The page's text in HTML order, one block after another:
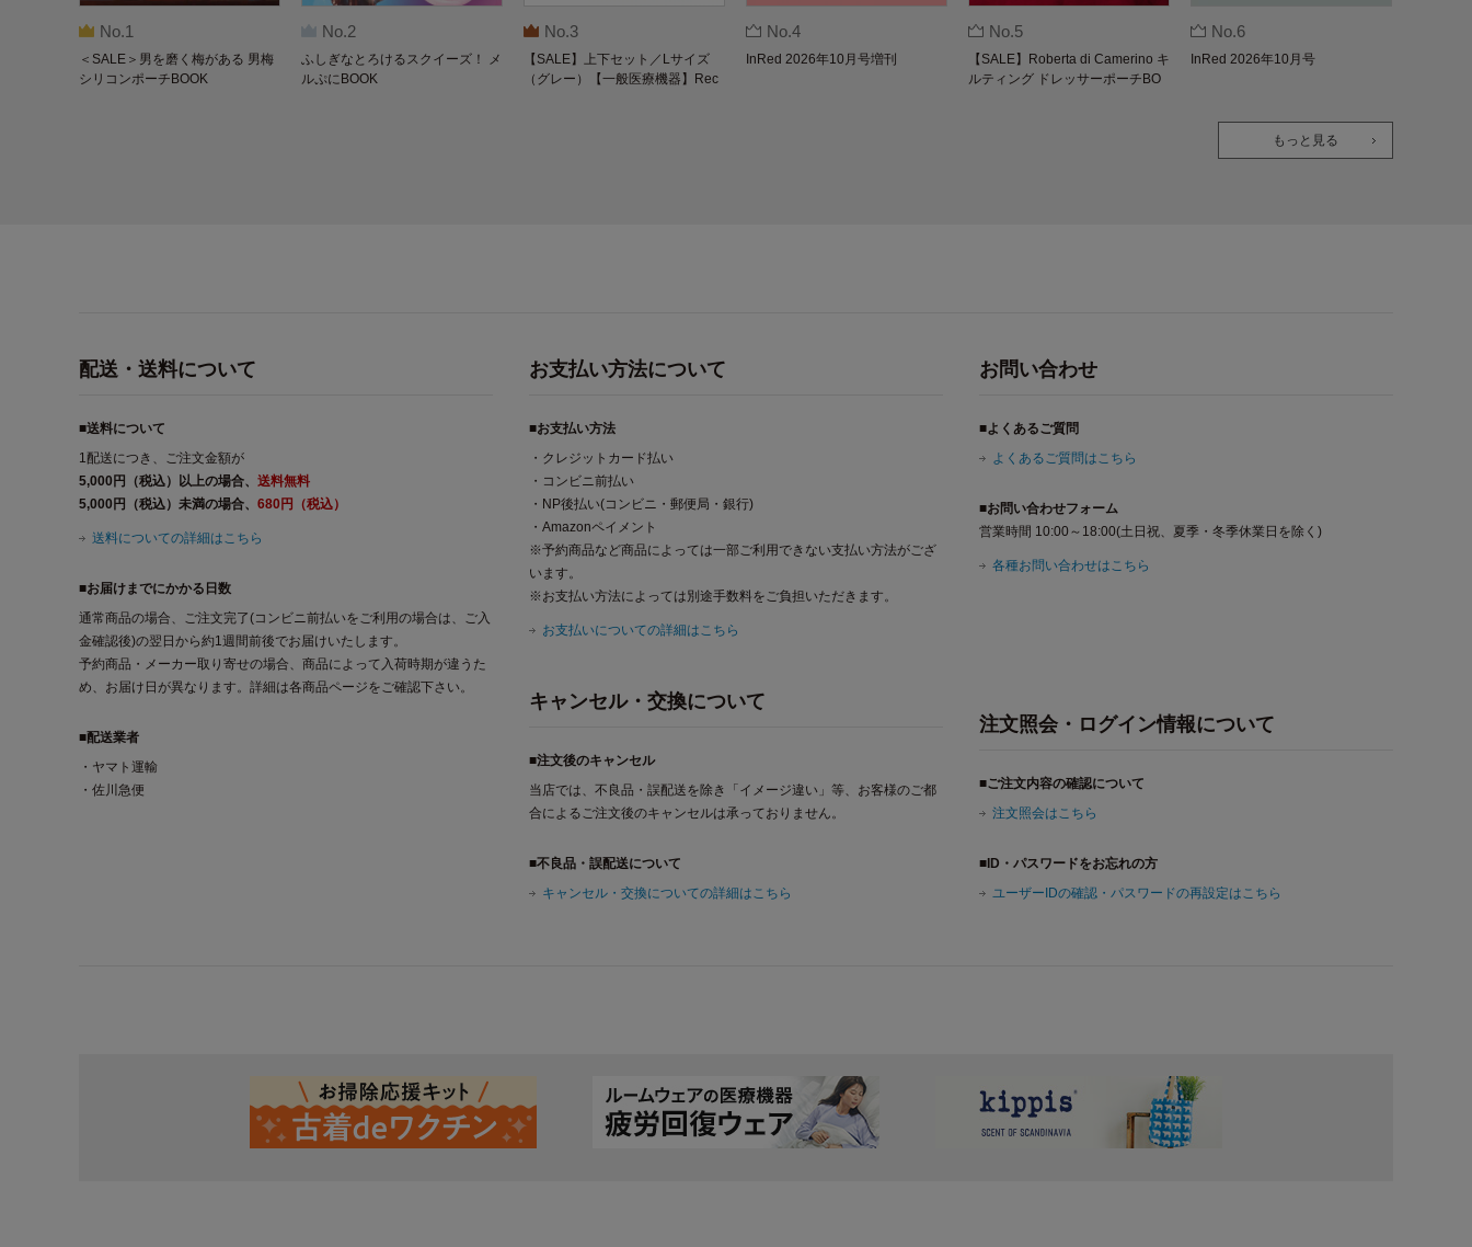
No.1
＜SALE＞男を磨く梅がある 男梅
シリコンポーチBOOK
No.2
ふしぎなとろけるスクイーズ！ メ
ルぷにBOOK
No.3
【SALE】上下セット／Lサイズ
（グレー）【一般医療機器】Rec
No.4
InRed 2026年10月号増刊
No.5
【SALE】Roberta di Camerino キ
ルティング ドレッサーポーチBO
No.6
InRed 2026年10月号
もっと見る
配送・送料について
■送料について
1配送につき、ご注文金額が
5,000円（税込）以上の場合、 送料無料
5,000円（税込）未満の場合、 680円（税込）
送料についての詳細はこちら
■お届けまでにかかる日数
通常商品の場合、ご注文完了(コンビニ前払いをご利用の場合は、ご入
金確認後)の翌日から約1週間前後でお届けいたします。
予約商品・メーカー取り寄せの場合、商品によって入荷時期が違うた
め、お届け日が異なります。詳細は各商品ページをご確認下さい。
■配送業者
・ヤマト運輸
・佐川急便
お支払い方法について
■お支払い方法
・クレジットカード払い
・コンビニ前払い
・NP後払い(コンビニ・郵便局・銀行)
・Amazonペイメント
※予約商品など商品によっては一部ご利用できない支払い方法がござ
います。
※お支払い方法によっては別途手数料をご負担いただきます。
お支払いについての詳細はこちら
キャンセル・交換について
■注文後のキャンセル
当店では、不良品・誤配送を除き「イメージ違い」等、お客様のご都
合によるご注文後のキャンセルは承っておりません。
■不良品・誤配送について
キャンセル・交換についての詳細はこちら
お問い合わせ
■よくあるご質問
よくあるご質問はこちら
■お問い合わせフォーム
営業時間 10:00～18:00(土日祝、夏季・冬季休業日を除く)
各種お問い合わせはこちら
注文照会・ログイン情報について
■ご注文内容の確認について
注文照会はこちら
■ID・パスワードをお忘れの方
ユーザーIDの確認・パスワードの再設定はこちら